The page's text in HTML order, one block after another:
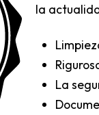
la
La